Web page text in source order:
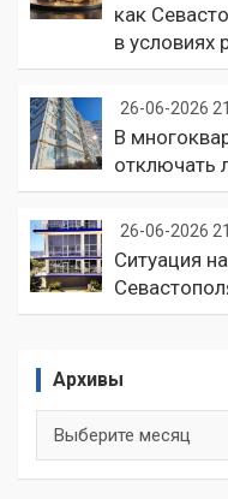
как
в
26-06-2026
В
отключать
26-06-2026
Ситуация
Архивы